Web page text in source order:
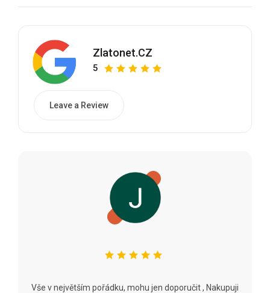
Zlatonet.CZ
5
Leave a Review
Vše v největším pořádku, mohu jen doporučit , Nakupuji